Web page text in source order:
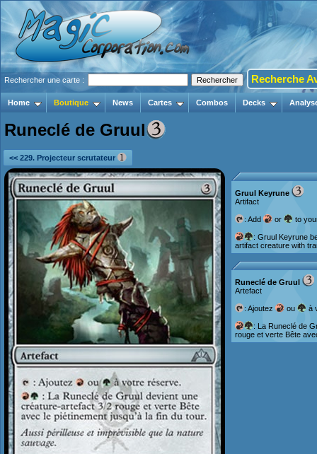
Rechercher une carte : Recherche
Home Boutique News Cartes Combos Decks
Runeclé de Gruul
<< 229. Projecteur scrutateur
Gruul Keyrune
Artifact
: Add or to
: Gruul Keyrune
artifact creature with
Runeclé de Gruul
Artefact
: Ajoutez ou à
: La Runeclé de
rouge et verte Bête